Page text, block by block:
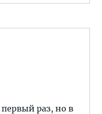
раз, но в